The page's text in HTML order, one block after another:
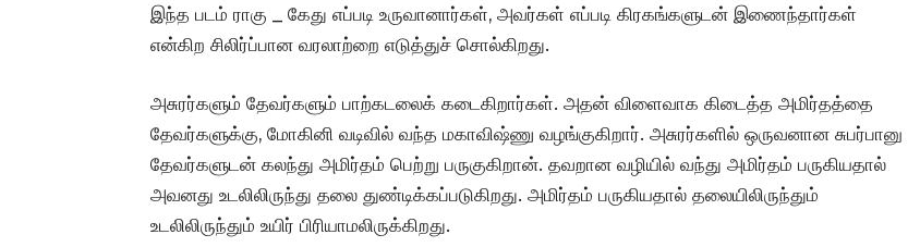
இந்த படம் ராகு _ கேது எப்படி உருவானார்கள், அவர்கள் எப்படி கிரகங்களுடன் இணைந்தார்கள்
என்கிற சிலிர்ப்பான வரலாற்றை எடுத்துச் சொல்கிறது.
அசுரர்களும் தேவர்களும் பாற்கடலைக் கடைகிறார்கள். அதன் விளைவாக கிடைத்த அமிர்தத்தை
தேவர்களுக்கு, மோகினி வடிவில் வந்த மகாவிஷ்ணு வழங்குகிறார். அசுரர்களில் ஒருவனான சுபர்பானு
தேவர்களுடன் கலந்து அமிர்தம் பெற்று பருகுகிறான். தவறான வழியில் வந்து அமிர்தம் பருகியதால்
அவனது உடலிலிருந்து தலை துண்டிக்கப்படுகிறது. அமிர்தம் பருகியதால் தலையிலிருந்தும்
உடலிலிருந்தும் உயிர் பிரியாமலிருக்கிறது.